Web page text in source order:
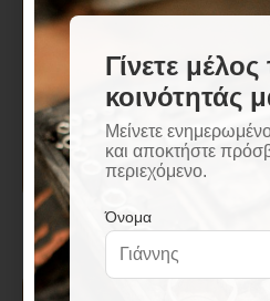
Κάλυμμα λεκάνης
GRACE Soft-Close
KARAG